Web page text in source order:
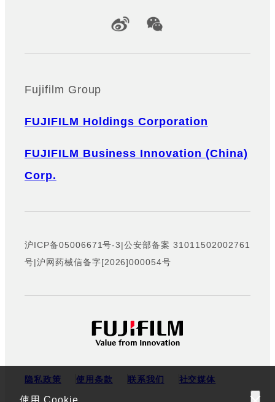
使用 Cookie
Official Social Media Accounts
Fujifilm Group
FUJIFILM Holdings Corporation
FUJIFILM Business Innovation (China)
Corp.
沪ICP备05006671号-3|公安部备案 31011502002761
号|沪网药械信备字[2026]000054号
隐私政策 使用条款 联系我们 社交媒体